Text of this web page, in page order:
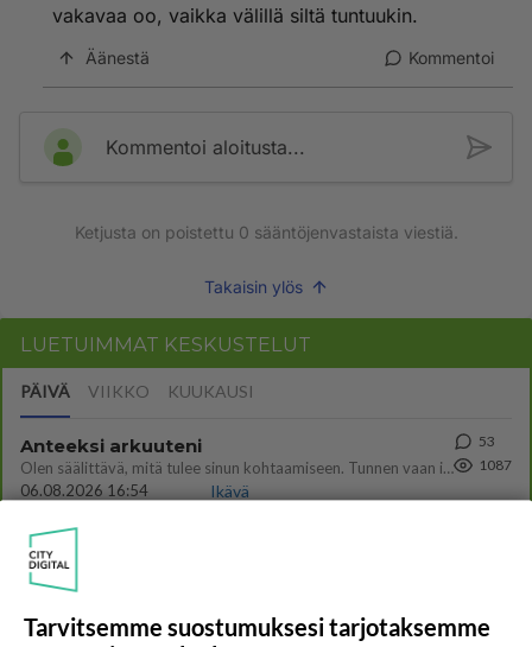
vakavaa oo, vaikka välillä siltä tuntuukin.
Äänestä Kommentoi
Kommentoi aloitusta...
Ketjusta on poistettu 0 sääntöjenvastaista viestiä.
Takaisin ylös
LUETUIMMAT KESKUSTELUT
PÄIVÄ VIIKKO KUUKAUSI
Anteeksi arkuuteni
Olen säälittävä, mitä tulee sinun kohtaamiseen. Tunnen vaan itseni todella epävarmaksi sun kanssa. Jos minun olisi pitän
06.08.2026 16:54
Ikävä
53
1087
Kuka melkein täysi-ikäinen hukkui?
06.08.2026 20:09
Perussuomalaisten kannatus nousi rytinällä Ylen tänään julkaisemassa tuoreimmassa gallup-kyselyssä. 514
Tarvitsemme suostumuksesi tarjotaksemme